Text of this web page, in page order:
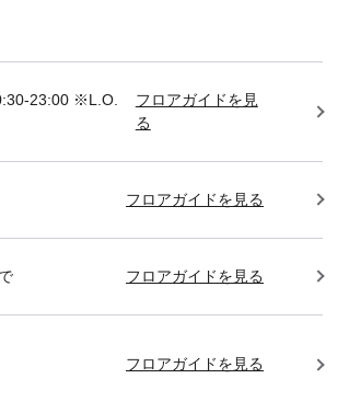
23:00 ※L.O.
フロアガイドを見
る
フロアガイドを見る
フロアガイドを見る
フロアガイドを見る